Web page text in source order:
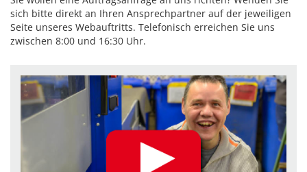
sich bitte direkt an Ihren Ansprechpartner auf der jeweiligen
Seite unseres Webauftritts. Telefonisch erreichen Sie uns
zwischen 8:00 und 16:30 Uhr.